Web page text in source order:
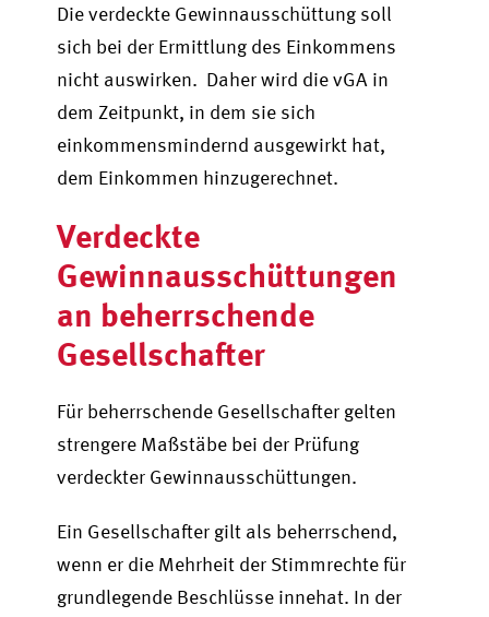
Die verdeckte Gewinnausschüttung soll
sich bei der Ermittlung des Einkommens
nicht auswirken. Daher wird die vGA in
dem Zeitpunkt, in dem sie sich
einkommensmindernd ausgewirkt hat,
dem Einkommen hinzugerechnet.
Verdeckte
Gewinnausschüttungen
an beherrschende
Gesellschafter
Für beherrschende Gesellschafter gelten
strengere Maßstäbe bei der Prüfung
verdeckter Gewinnausschüttungen.
Ein Gesellschafter gilt als beherrschend,
wenn er die Mehrheit der Stimmrechte für
grundlegende Beschlüsse innehat. In der